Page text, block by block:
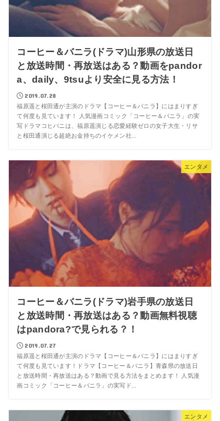
コーヒー＆バニラ(ドラマ)山形県の放送日
と放送時間・再放送はある？動画をpandor
a、daily、9tsuより安全に見る方法！
2019.07.28
福原遥と桜田通が主演のドラマ【コーヒー＆バニラ】にはまりすぎ
て何度も見ています！ 人気漫画コミック「コーヒー＆バニラ」の実
写ドラマコヒバニは、福原遥演じる恋愛経験ゼロの女子大生・リサ
と桜田通演じる超絶お金持ちのイケメン社...
エンタメ
コーヒー＆バニラ(ドラマ)岩手県の放送日
と放送時間・再放送はある？動画無料視聴
はpandora?で見られる？！
2019.07.27
福原遥と桜田通が主演のドラマ【コーヒー＆バニラ】にはまりすぎ
て何度も見ています！ドラマ【コーヒー＆バニラ】青森県の放送日
と放送時間・再放送はある？動画で見る方法をまとめます！ 人気漫
画コミック「コーヒー＆バニラ」の実写ド...
エンタメ